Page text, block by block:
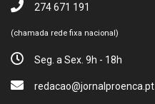
274 671 191
(chamada rede fixa nacional)
Seg. a Sex. 9h - 18h
redacao@jornalproenca.pt